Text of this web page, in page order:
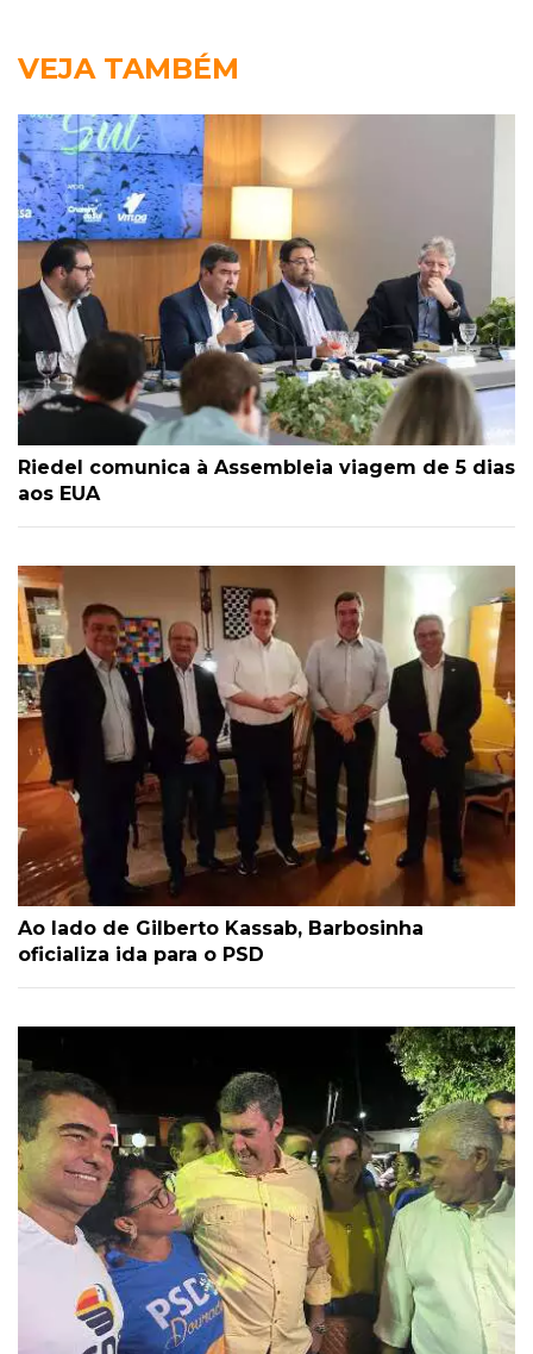
VEJA TAMBÉM
Riedel comunica à Assembleia viagem de 5 dias
aos EUA
Ao lado de Gilberto Kassab, Barbosinha
oficializa ida para o PSD